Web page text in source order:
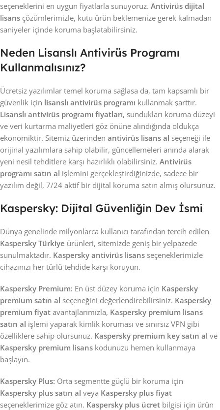
seçeneklerini en uygun fiyatlarla sunuyoruz. Antivirüs dijital
lisans çözümlerimizle, kutu ürün beklemenize gerek kalmadan
saniyeler içinde koruma başlatabilirsiniz.
Neden Lisanslı Antivirüs Programı
Kullanmalısınız?
Ücretsiz yazılımlar temel koruma sağlasa da, tam kapsamlı bir
güvenlik için lisanslı antivirüs programı kullanmak şarttır.
Lisanslı antivirüs programı fiyatları, sundukları koruma düzeyi
ve veri kurtarma maliyetleri göz önüne alındığında oldukça
ekonomiktir. Sitemiz üzerinden antivirüs lisans al seçeneği ile
orijinal yazılımlara sahip olabilir, güncellemeleri anında alarak
yeni nesil tehditlere karşı hazırlıklı olabilirsiniz. Antivirüs
programı satın al işlemini gerçekleştirdiğinizde, sadece bir
yazılım değil, 7/24 aktif bir dijital koruma satın almış olursunuz.
Kaspersky: Dijital Güvenliğin Dev İsmi
Dünya genelinde milyonlarca kullanıcı tarafından tercih edilen
Kaspersky Türkiye ürünleri, sitemizde geniş bir yelpazede
sunulmaktadır. Kaspersky antivirüs lisans seçeneklerimizle
cihazınızı her türlü tehdide karşı koruyun.
Kaspersky Premium: En üst düzey koruma için Kaspersky
premium satın al seçeneğini değerlendirebilirsiniz. Kaspersky
premium fiyat avantajlarımızla, Kaspersky premium lisans
satın al işlemi yaparak kimlik koruması ve sınırsız VPN gibi
özelliklere sahip olursunuz. Kaspersky premium key satın al ve
Kaspersky premium lisans kodunuzu hemen kullanmaya
başlayın.
Kaspersky Plus: Orta segmentte güçlü bir koruma için
Kaspersky plus satın al veya Kaspersky plus fiyat
seçeneklerimize göz atın. Kaspersky plus ücret bilgisi için ürün